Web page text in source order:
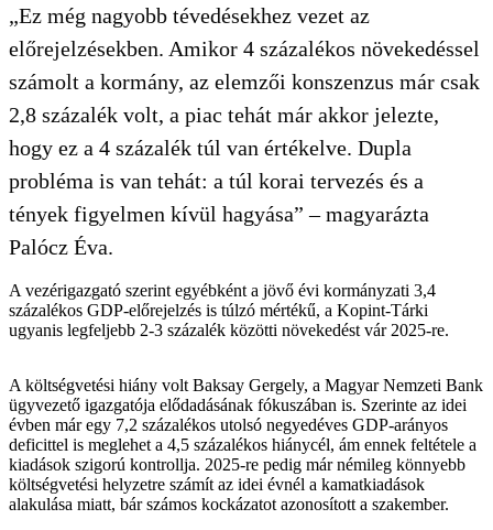
„Ez még nagyobb tévedésekhez vezet az
előrejelzésekben. Amikor 4 százalékos növekedéssel
számolt a kormány, az elemzői konszenzus már csak
2,8 százalék volt, a piac tehát már akkor jelezte,
hogy ez a 4 százalék túl van értékelve. Dupla
probléma is van tehát: a túl korai tervezés és a
tények figyelmen kívül hagyása” – magyarázta
Palócz Éva.
A vezérigazgató szerint egyébként a jövő évi kormányzati 3,4
százalékos GDP-előrejelzés is túlzó mértékű, a Kopint-Tárki
ugyanis legfeljebb 2-3 százalék közötti növekedést vár 2025-re.
A költségvetési hiány volt Baksay Gergely, a Magyar Nemzeti Bank
ügyvezető igazgatója elődadásának fókuszában is. Szerinte az idei
évben már egy 7,2 százalékos utolsó negyedéves GDP-arányos
deficittel is meglehet a 4,5 százalékos hiánycél, ám ennek feltétele a
kiadások szigorú kontrollja. 2025-re pedig már némileg könnyebb
költségvetési helyzetre számít az idei évnél a kamatkiadások
alakulása miatt, bár számos kockázatot azonosított a szakember.